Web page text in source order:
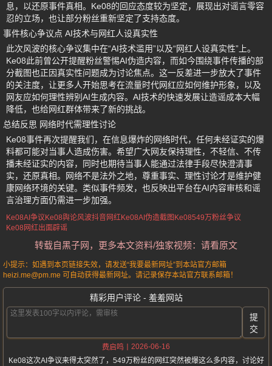
息，以还原事件真相。Ke08的回应态度较为坚定，展现出对谣言零容
忍的立场，也让部分粉丝重新坚定了支持态度。
事件核心争议点 AI技术与网红人设真实性
此次风波的核心争议集中在“AI技术滥用”以及“网红人设真实性”上。
Ke08此前曾公开提醒粉丝警惕AI伪造内容，而如今围绕事件传播的部
分截图也正因真实性问题成为讨论焦点。这一反差进一步放大了事件
的关注度，让更多人开始思考在流量时代网红应如何维护形象，以及
网友应如何理性辨别AI生成内容。AI技术的快速发展让造谣成本大幅
降低，也给网红群体带来了新的挑战。
总结反思 网络时代需理性讨论
Ke08事件再次提醒我们，在信息爆炸的网络时代，任何未经证实的爆
料都可能对当事人造成伤害。希望广大网友保持理性，不轻信、不传
播未经证实的内容，同时也期待当事人能通过法律手段尽快澄清事
实，还原真相。网络不是法外之地，尊重事实、理性讨论才是维护健
康网络环境的关键。类似事件频发，也反映出平台在AI内容审核和谣
言治理方面仍需进一步加强。
Ke08AI争议 Ke08舆论风波抖音网红Ke08AI伪造截图 Ke08549万粉丝争议
Ke08网红出面辟谣
转载自黑子网，更多本文资料/独家视频：请看原文
小提示：如遇到本页链接失效，请发送“我要最新网址”到本站官方邮箱
heizi.me@pm.me 可自动获得最新网址。请记录保存本站官方联系邮箱！
精彩用户评论 - 羞羞网站
提
交
费启鸣
2026-06-16
Ke08这次AI争议来得太突然了，549万粉丝的网红突然被爆这么多内容，讨论好